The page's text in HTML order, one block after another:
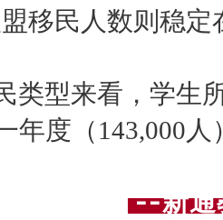
移民人数则稳定
类型来看，学生
年度（143,000
--新